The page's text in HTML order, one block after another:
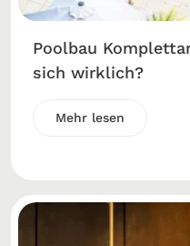
Poolbau
sich wirklich?
Mehr lesen